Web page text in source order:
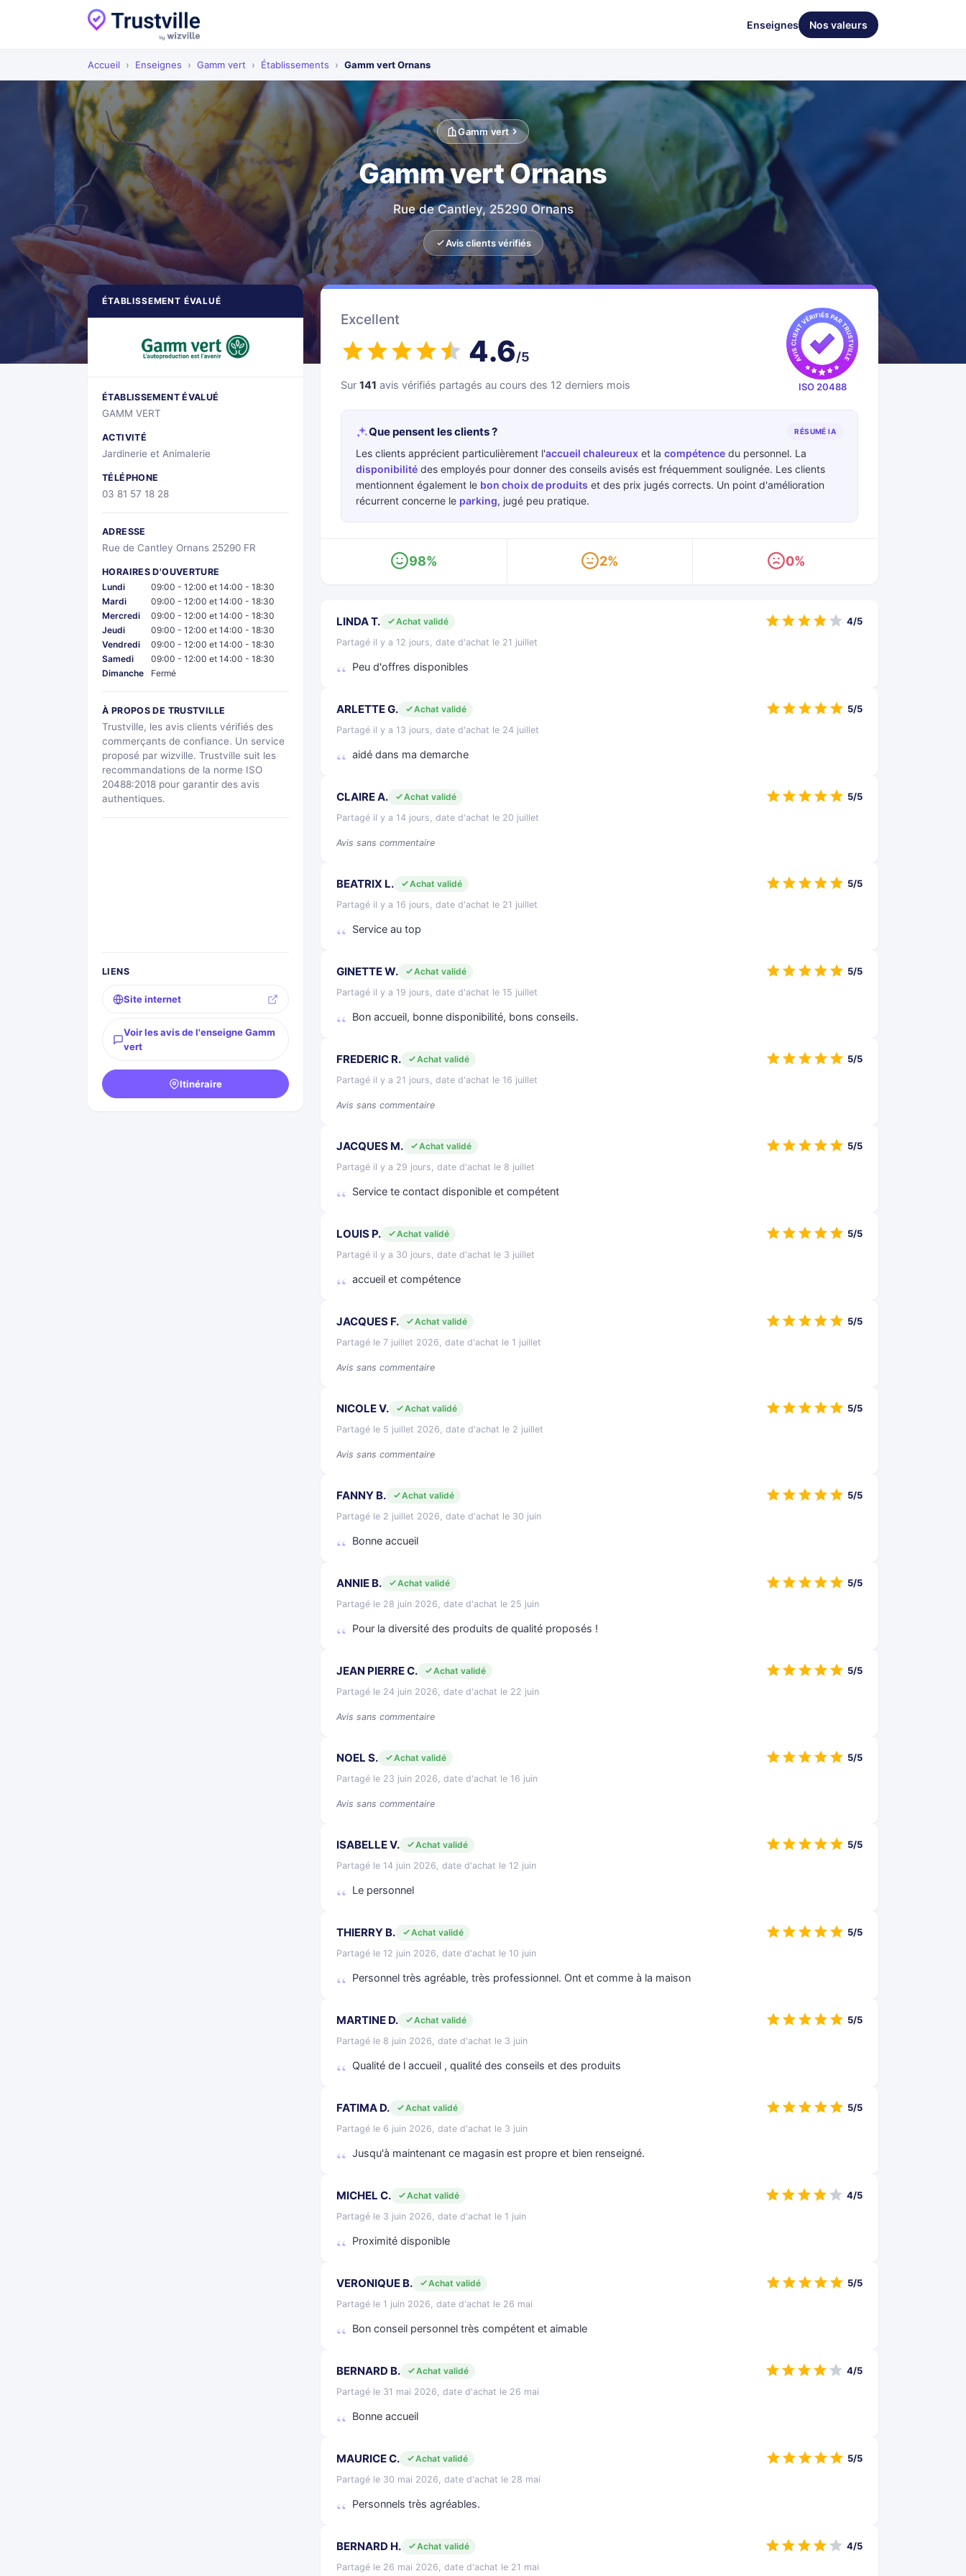
Enseignes Nos valeurs
Accueil › Enseignes › Gamm vert › Établissements › Gamm vert Ornans
Gamm vert
Gamm vert Ornans
Rue de Cantley, 25290 Ornans
Avis clients vérifiés
ÉTABLISSEMENT ÉVALUÉ
ÉTABLISSEMENT ÉVALUÉ
GAMM VERT
ACTIVITÉ
Jardinerie et Animalerie
TÉLÉPHONE
03 81 57 18 28
ADRESSE
Rue de Cantley Ornans 25290 FR
HORAIRES D'OUVERTURE
Lundi
09:00 - 12:00 et 14:00 - 18:30
Mardi
09:00 - 12:00 et 14:00 - 18:30
Mercredi
09:00 - 12:00 et 14:00 - 18:30
Jeudi
09:00 - 12:00 et 14:00 - 18:30
Vendredi
09:00 - 12:00 et 14:00 - 18:30
Samedi
09:00 - 12:00 et 14:00 - 18:30
Dimanche
Fermé
À PROPOS DE TRUSTVILLE
Trustville, les avis clients vérifiés des
commerçants de confiance. Un service
proposé par wizville. Trustville suit les
recommandations de la norme ISO
20488:2018 pour garantir des avis
authentiques.
LIENS
Site internet
Voir les avis de l'enseigne Gamm
vert
Itinéraire
Excellent
4.6/5
Sur 141 avis vérifiés partagés au cours des 12 derniers mois ISO 20488
Que pensent les clients ? RÉSUMÉ IA
Les clients apprécient particulièrement l'accueil chaleureux et la compétence du personnel. La
disponibilité des employés pour donner des conseils avisés est fréquemment soulignée. Les clients
mentionnent également le bon choix de produits et des prix jugés corrects. Un point d'amélioration
récurrent concerne le parking, jugé peu pratique.
98% 2% 0%
LINDA T.
Achat validé
Partagé il y a 12 jours, date d'achat le 21 juillet
Peu d'offres disponibles
4/5
ARLETTE G.
Achat validé
Partagé il y a 13 jours, date d'achat le 24 juillet
aidé dans ma demarche
5/5
CLAIRE A.
Achat validé
Partagé il y a 14 jours, date d'achat le 20 juillet
Avis sans commentaire
5/5
BEATRIX L.
Achat validé
Partagé il y a 16 jours, date d'achat le 21 juillet
Service au top
5/5
GINETTE W.
Achat validé
Partagé il y a 19 jours, date d'achat le 15 juillet
Bon accueil, bonne disponibilité, bons conseils.
5/5
FREDERIC R.
Achat validé
Partagé il y a 21 jours, date d'achat le 16 juillet
Avis sans commentaire
5/5
JACQUES M.
Achat validé
Partagé il y a 29 jours, date d'achat le 8 juillet
Service te contact disponible et compétent
5/5
LOUIS P.
Achat validé
Partagé il y a 30 jours, date d'achat le 3 juillet
accueil et compétence
5/5
JACQUES F.
Achat validé
Partagé le 7 juillet 2026, date d'achat le 1 juillet
Avis sans commentaire
5/5
NICOLE V.
Achat validé
Partagé le 5 juillet 2026, date d'achat le 2 juillet
Avis sans commentaire
5/5
FANNY B.
Achat validé
Partagé le 2 juillet 2026, date d'achat le 30 juin
Bonne accueil
5/5
ANNIE B.
Achat validé
Partagé le 28 juin 2026, date d'achat le 25 juin
Pour la diversité des produits de qualité proposés !
5/5
JEAN PIERRE C.
Achat validé
Partagé le 24 juin 2026, date d'achat le 22 juin
Avis sans commentaire
5/5
NOEL S.
Achat validé
Partagé le 23 juin 2026, date d'achat le 16 juin
Avis sans commentaire
5/5
ISABELLE V.
Achat validé
Partagé le 14 juin 2026, date d'achat le 12 juin
Le personnel
5/5
THIERRY B.
Achat validé
Partagé le 12 juin 2026, date d'achat le 10 juin
Personnel très agréable, très professionnel. Ont et comme à la maison
5/5
MARTINE D.
Achat validé
Partagé le 8 juin 2026, date d'achat le 3 juin
Qualité de l accueil , qualité des conseils et des produits
5/5
FATIMA D.
Achat validé
Partagé le 6 juin 2026, date d'achat le 3 juin
Jusqu'à maintenant ce magasin est propre et bien renseigné.
5/5
MICHEL C.
Achat validé
Partagé le 3 juin 2026, date d'achat le 1 juin
Proximité disponible
4/5
VERONIQUE B.
Achat validé
Partagé le 1 juin 2026, date d'achat le 26 mai
Bon conseil personnel très compétent et aimable
5/5
BERNARD B.
Achat validé
Partagé le 31 mai 2026, date d'achat le 26 mai
Bonne accueil
4/5
MAURICE C.
Achat validé
Partagé le 30 mai 2026, date d'achat le 28 mai
Personnels très agréables.
5/5
BERNARD H.
Achat validé
Partagé le 26 mai 2026, date d'achat le 21 mai
4/5